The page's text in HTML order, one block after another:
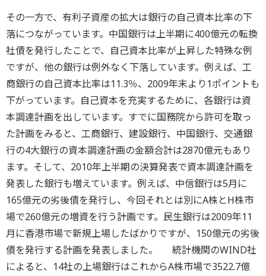
その一方で、有利子資産の拡大は銀行の自己資本比率の下
落につながっています。中国銀行は上半期に400億元の転換
社債を発行したことで、自己資本比率が上昇した特殊な例
ですが、他の銀行は例外なく下落しています。例えば、工
商銀行の自己資本比率は11.3％、2009年末より1ポイントも
下がっています。自己資本を充実するために、各銀行は資
本調達計画を出しています。すでに国務院から許可を取っ
た計画をみると、工商銀行、建設銀行、中国銀行、交通銀
行の4大銀行の資本調達計画の金額合計は2870億元もあり
ます。そして、2010年上半期の決算発表で資本調達計画を
発表した銀行も増えています。例えば、中信銀行は5月に
165億元の劣後債を発行し、今回それとは別にA株とH株市
場で260億元の増資を行う計画です。民生銀行は2009年11
月に香港市場で新規上場したばかりですが、150億元の劣後
債を発行する計画を発表しました。 統計機関のWIND社
によると、14社の上場銀行はこれからA株市場で3522.7億